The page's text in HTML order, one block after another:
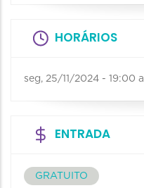
HORÁRIOS
seg, 25/11/2024 - 19:00 a
ENTRADA
GRATUITO